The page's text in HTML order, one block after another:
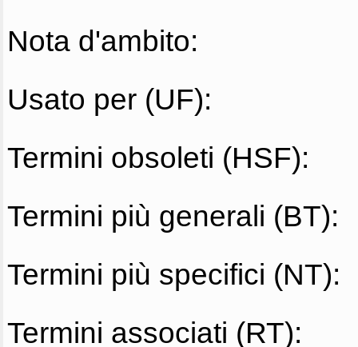
Nota d'ambito:
Usato per (UF):
Termini obsoleti (HSF):
Termini più generali (BT):
Termini più specifici (NT):
Termini associati (RT):